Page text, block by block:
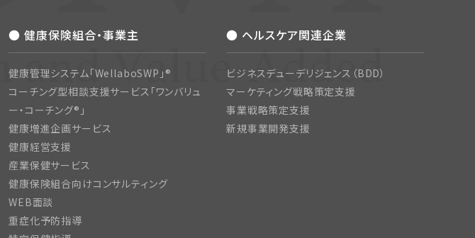
● 健康保険組合・事業主
健康管理システム「WellaboSWP」®
コーチング型相談支援サービス「ワンバリュ
ー・コーチング®」
健康増進企画サービス
健康経営支援
産業保健サービス
健康保険組合向けコンサルティング
WEB面談
重症化予防指導
● ヘルスケア関連企業
ビジネスデューデリジェンス（BDD）
マーケティング戦略策定支援
事業戦略策定支援
新規事業開発支援